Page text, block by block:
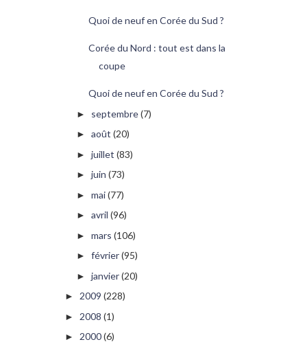
Quoi de neuf en Corée du Sud ?
Corée du Nord : tout est dans la
coupe
Quoi de neuf en Corée du Sud ?
► septembre(7)
► août (20)
► juillet (83)
► juin (73)
► mai(77)
► avril (96)
► mars (106)
► février(95)
► janvier(20)
► 2009 (228)
► 2008 (1)
► 2000(6)